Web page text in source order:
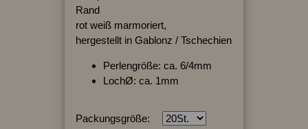
Rand
rot weiß marmoriert,
hergestellt in Gablonz / Tschechien
Perlengröße: ca. 6/4mm
LochØ: ca. 1mm
Packungsgröße: